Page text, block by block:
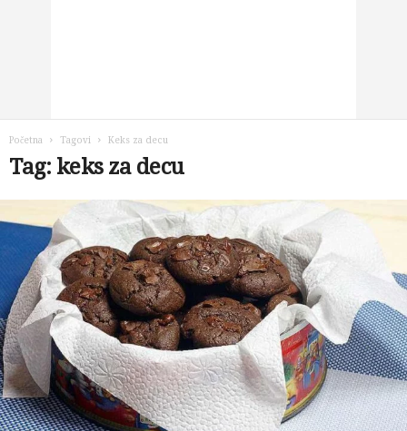
Početna Tagovi Keks za decu
Tag: keks za decu